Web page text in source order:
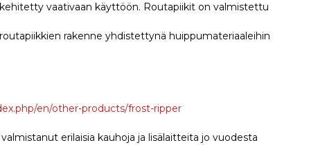
vaativaan käyttöön. Routapiikit on valmistettu
rakenne yhdistettynä huippumateriaaleihin
en/other-products/frost-ripper
erilaisia kauhoja ja lisälaitteita jo vuodesta